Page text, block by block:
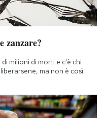
zanzare?
milioni di morti e c'è chi
ma non è così